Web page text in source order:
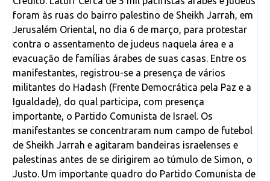
foram às ruas do bairro palestino de Sheikh Jarrah, em
Jerusalém Oriental, no dia 6 de março, para protestar
contra o assentamento de judeus naquela área e a
evacuação de famílias árabes de suas casas. Entre os
manifestantes, registrou-se a presença de vários
militantes do Hadash (Frente Democrática pela Paz e a
Igualdade), do qual participa, com presença
importante, o Partido Comunista de Israel. Os
manifestantes se concentraram num campo de futebol
de Sheikh Jarrah e agitaram bandeiras israelenses e
palestinas antes de se dirigirem ao túmulo de Simon, o
Justo. Um importante quadro do Partido Comunista de